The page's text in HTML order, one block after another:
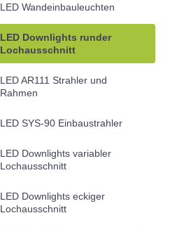
LED Wandeinbauleuchten
LED Downlights runder
Lochausschnitt
LED AR111 Strahler und
Rahmen
LED SYS-90 Einbaustrahler
LED Downlights variabler
Lochausschnitt
LED Downlights eckiger
Lochausschnitt